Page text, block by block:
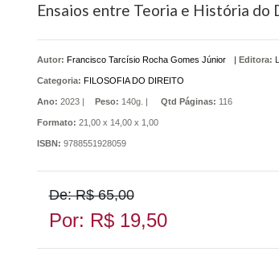
Ensaios entre Teoria e História do
Autor: Francisco Tarcísio Rocha Gomes Júnior | Editora:
Categoria: FILOSOFIA DO DIREITO
Ano: 2023 | Peso: 140g. | Qtd Páginas: 116
Formato: 21,00 x 14,00 x 1,00
ISBN: 9788551928059
De: R$ 65,00
Por: R$ 19,50